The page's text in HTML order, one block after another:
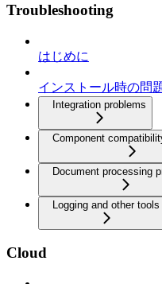
Troubleshooting
はじめに
インストール時の問
Integration problems
Component
Document processing
Logging and other tools
Cloud